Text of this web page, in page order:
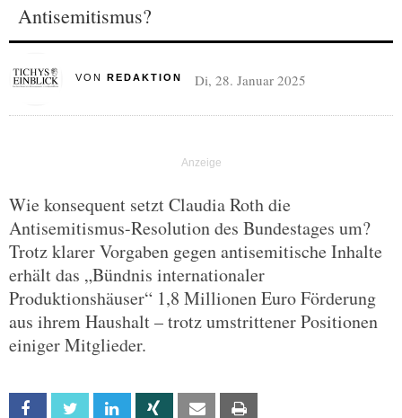
Antisemitismus?
VON REDAKTION Di, 28. Januar 2025
Wie konsequent setzt Claudia Roth die
Antisemitismus-Resolution des Bundestages um?
Trotz klarer Vorgaben gegen antisemitische Inhalte
erhält das „Bündnis internationaler
Produktionshäuser“ 1,8 Millionen Euro Förderung
aus ihrem Haushalt – trotz umstrittener Positionen
einiger Mitglieder.
Facebook Twitter Linkedin Xing Email